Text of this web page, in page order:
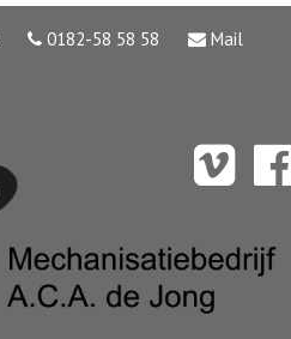
0182-58 58 58
Mail